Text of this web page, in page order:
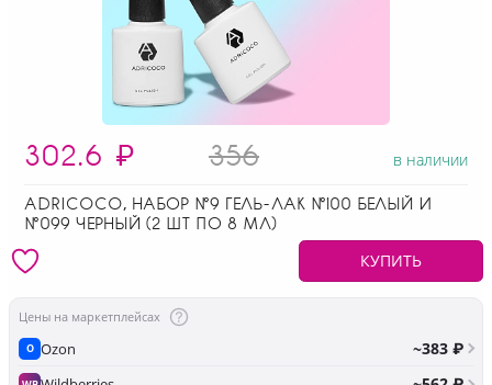
302.6 ₽ 356 в наличии
ADRICOCO, НАБОР №9 ГЕЛЬ-ЛАК №100 БЕЛЫЙ И
№099 ЧЕРНЫЙ (2 ШТ ПО 8 МЛ)
КУПИТЬ
Цены на маркетплейсах
O Ozon ~383 ₽